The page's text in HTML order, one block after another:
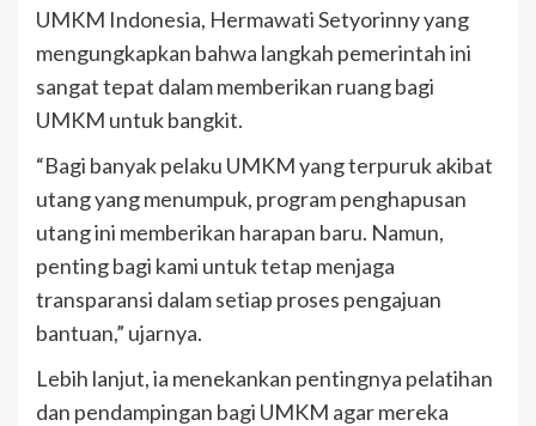
UMKM Indonesia, Hermawati Setyorinny yang
mengungkapkan bahwa langkah pemerintah ini
sangat tepat dalam memberikan ruang bagi
UMKM untuk bangkit.
“Bagi banyak pelaku UMKM yang terpuruk akibat
utang yang menumpuk, program penghapusan
utang ini memberikan harapan baru. Namun,
penting bagi kami untuk tetap menjaga
transparansi dalam setiap proses pengajuan
bantuan,” ujarnya.
Lebih lanjut, ia menekankan pentingnya pelatihan
dan pendampingan bagi UMKM agar mereka